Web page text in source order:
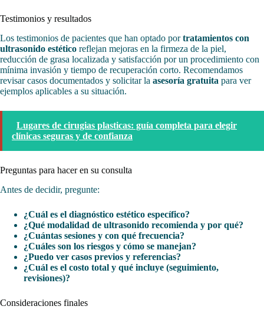
Testimonios y resultados
Los testimonios de pacientes que han optado portratamientos con
ultrasonido estético reflejan mejoras en la firmeza de la piel,
reducción de grasa localizada y satisfacción por un procedimiento con
mínima invasión y tiempo de recuperación corto. Recomendamos
revisar casos documentados y solicitar la asesoría gratuita para ver
ejemplos aplicables a su situación.
Lugares de cirugias plasticas: guía completa para elegir
clínicas seguras y de confianza
Preguntas para hacer en su consulta
Antes de decidir, pregunte:
¿Cuál es el diagnóstico estético específico?
¿Qué modalidad de ultrasonido recomienda y por qué?
¿Cuántas sesiones y con qué frecuencia?
¿Cuáles son los riesgos y cómo se manejan?
¿Puedo ver casos previos y referencias?
¿Cuál es el costo total y qué incluye (seguimiento,
revisiones)?
Consideraciones finales